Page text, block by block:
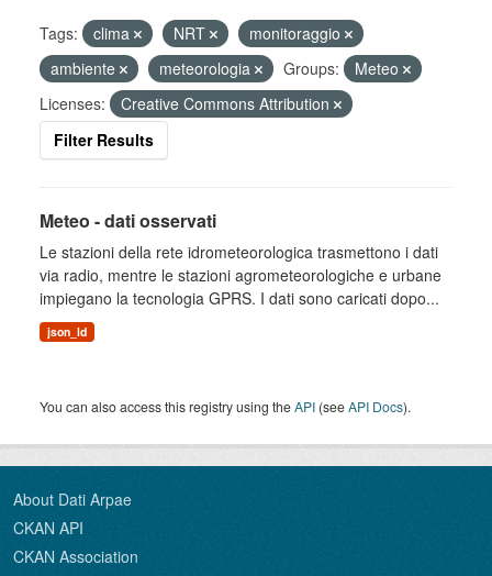
Tags: clima NRT
monitoraggio
ambiente
meteorologia Groups:
Meteo
Licenses:
Creative Commons Attribution
Filter Results
Meteo - dati osservati
Le stazioni della rete idrometeorologica trasmettono i dati
via radio, mentre le stazioni agrometeorologiche e urbane
impiegano la tecnologia GPRS. I dati sono caricati dopo...
json_ld
You can also access this registry using theAPI (seeAPI Docs).
About Dati Arpae
CKAN API
CKAN Association